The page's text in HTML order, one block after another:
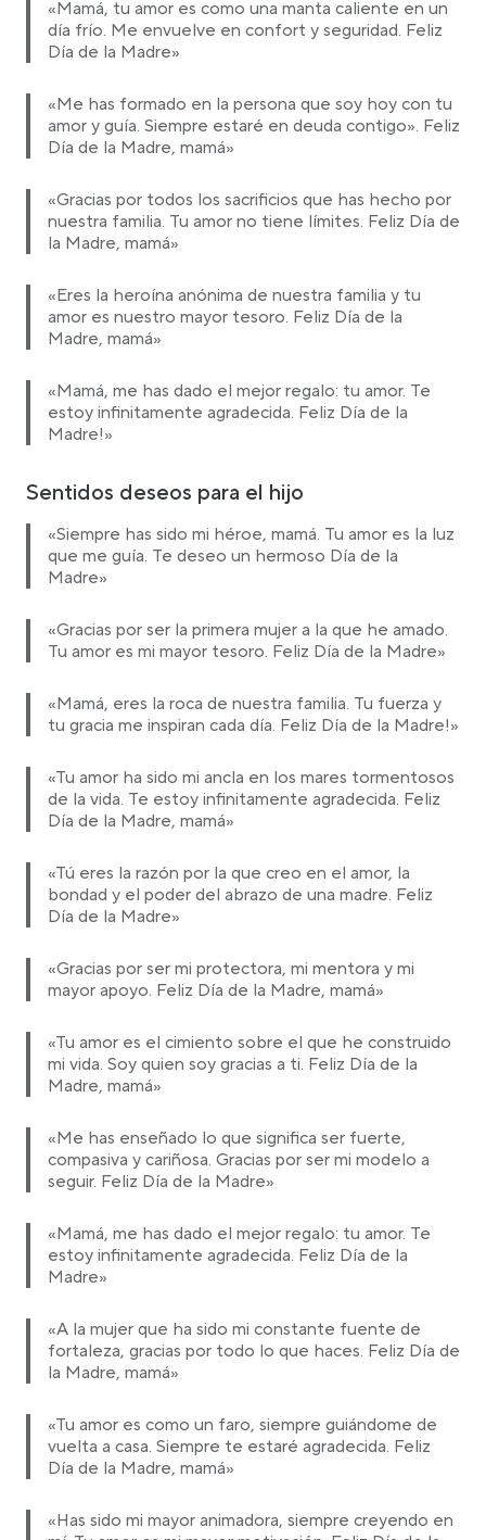
«Mamá, tu amor es como una manta caliente en un
día frío. Me envuelve en confort y seguridad. Feliz
Día de la Madre»
«Me has formado en la persona que soy hoy con tu
amor y guía. Siempre estaré en deuda contigo». Feliz
Día de la Madre, mamá»
«Gracias por todos los sacrificios que has hecho por
nuestra familia. Tu amor no tiene límites. Feliz Día de
la Madre, mamá»
«Eres la heroína anónima de nuestra familia y tu
amor es nuestro mayor tesoro. Feliz Día de la
Madre, mamá»
«Mamá, me has dado el mejor regalo: tu amor. Te
estoy infinitamente agradecida. Feliz Día de la
Madre!»
Sentidos deseos para el hijo
«Siempre has sido mi héroe, mamá. Tu amor es la luz
que me guía. Te deseo un hermoso Día de la
Madre»
«Gracias por ser la primera mujer a la que he amado.
Tu amor es mi mayor tesoro. Feliz Día de la Madre»
«Mamá, eres la roca de nuestra familia. Tu fuerza y
tu gracia me inspiran cada día. Feliz Día de la Madre!»
«Tu amor ha sido mi ancla en los mares tormentosos
de la vida. Te estoy infinitamente agradecida. Feliz
Día de la Madre, mamá»
«Tú eres la razón por la que creo en el amor, la
bondad y el poder del abrazo de una madre. Feliz
Día de la Madre»
«Gracias por ser mi protectora, mi mentora y mi
mayor apoyo. Feliz Día de la Madre, mamá»
«Tu amor es el cimiento sobre el que he construido
mi vida. Soy quien soy gracias a ti. Feliz Día de la
Madre, mamá»
«Me has enseñado lo que significa ser fuerte,
compasiva y cariñosa. Gracias por ser mi modelo a
seguir. Feliz Día de la Madre»
«Mamá, me has dado el mejor regalo: tu amor. Te
estoy infinitamente agradecida. Feliz Día de la
Madre»
«A la mujer que ha sido mi constante fuente de
fortaleza, gracias por todo lo que haces. Feliz Día de
la Madre, mamá»
«Tu amor es como un faro, siempre guiándome de
vuelta a casa. Siempre te estaré agradecida. Feliz
Día de la Madre, mamá»
«Has sido mi mayor animadora, siempre creyendo en